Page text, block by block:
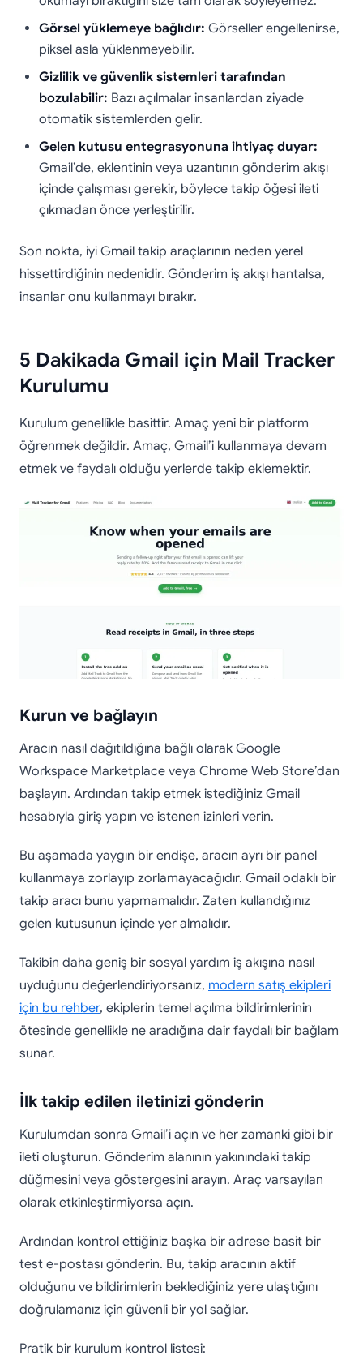
Görsel yüklemeye bağlıdır: Görseller engellenirse,
piksel asla yüklenmeyebilir.
Gizlilik ve güvenlik sistemleri tarafından
bozulabilir: Bazı açılmalar insanlardan ziyade
otomatik sistemlerden gelir.
Gelen kutusu entegrasyonuna ihtiyaç duyar:
Gmail’de, eklentinin veya uzantının gönderim akışı
içinde çalışması gerekir, böylece takip öğesi ileti
çıkmadan önce yerleştirilir.
Son nokta, iyi Gmail takip araçlarının neden yerel
hissettirdiğinin nedenidir. Gönderim iş akışı hantalsa,
insanlar onu kullanmayı bırakır.
5 Dakikada Gmail için Mail Tracker
Kurulumu
Kurulum genellikle basittir. Amaç yeni bir platform
öğrenmek değildir. Amaç, Gmail’i kullanmaya devam
etmek ve faydalı olduğu yerlerde takip eklemektir.
Kurun ve bağlayın
Aracın nasıl dağıtıldığına bağlı olarak Google
Workspace Marketplace veya Chrome Web Store’dan
başlayın. Ardından takip etmek istediğiniz Gmail
hesabıyla giriş yapın ve istenen izinleri verin.
Bu aşamada yaygın bir endişe, aracın ayrı bir panel
kullanmaya zorlayıp zorlamayacağıdır. Gmail odaklı bir
takip aracı bunu yapmamalıdır. Zaten kullandığınız
gelen kutusunun içinde yer almalıdır.
Takibin daha geniş bir sosyal yardım iş akışına nasıl
uyduğunu değerlendiriyorsanız, modern satış ekipleri
için bu rehber, ekiplerin temel açılma bildirimlerinin
ötesinde genellikle ne aradığına dair faydalı bir bağlam
sunar.
İlk takip edilen iletinizi gönderin
Kurulumdan sonra Gmail’i açın ve her zamanki gibi bir
ileti oluşturun. Gönderim alanının yakınındaki takip
düğmesini veya göstergesini arayın. Araç varsayılan
olarak etkinleştirmiyorsa açın.
Ardından kontrol ettiğiniz başka bir adrese basit bir
test e-postası gönderin. Bu, takip aracının aktif
olduğunu ve bildirimlerin beklediğiniz yere ulaştığını
doğrulamanız için güvenli bir yol sağlar.
Pratik bir kurulum kontrol listesi: